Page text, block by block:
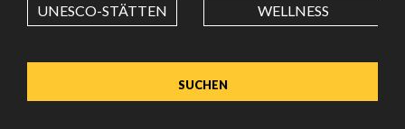
Wert in Dezimalgrad. Punkt (.) als Dezimalzeichen
UNESCO-STÄTTEN WELLNESS